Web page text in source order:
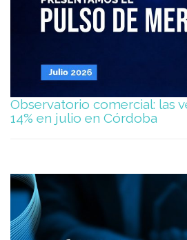
Observatorio comercial: las
14% en julio en Córdoba